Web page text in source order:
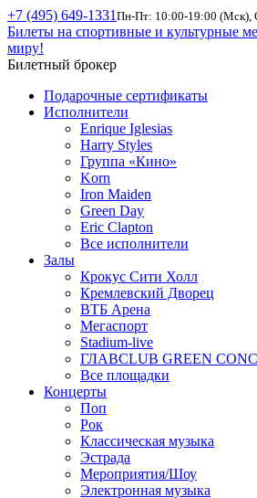
+7 (495) 649-1331 Пн-Пт: 10:00-19:00 (Мск),
Билеты на спортивные и культурные
миру!
Билетный брокер
Подарочные сертификаты
Исполнители
Enrique Iglesias
Harry Styles
Группа «Кино»
Korn
Iron Maiden
Green Day
Eric Clapton
Все исполнители
Залы
Крокус Сити Холл
Кремлевский Дворец
ВТБ Арена
Мегаспорт
Stadium-live
ГЛАВCLUB GREEN
Все площадки
Концерты
Поп
Рок
Классическая музыка
Эстрада
Мероприятия/Шоу
Электронная музыка